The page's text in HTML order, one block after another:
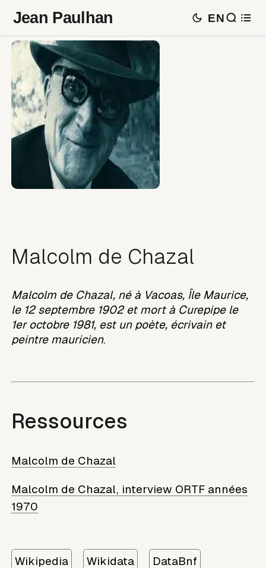
Jean Paulhan EN
Malcolm de Chazal
Malcolm de Chazal, né à Vacoas, Île Maurice,
le 12 septembre 1902 et mort à Curepipe le
1er octobre 1981, est un poète, écrivain et
peintre mauricien.
Ressources
Malcolm de Chazal
Malcolm de Chazal, interview ORTF années
1970
Wikipedia Wikidata DataBnf